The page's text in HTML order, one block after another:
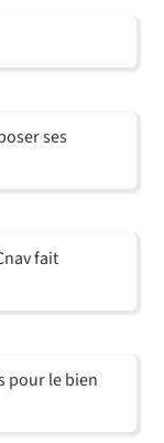
ses
fait
pour le bien